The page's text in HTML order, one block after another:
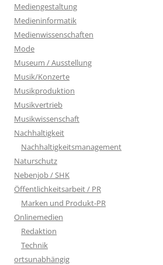
Mediengestaltung
Medieninformatik
Medienwissenschaften
Mode
Museum / Ausstellung
Musik/Konzerte
Musikproduktion
Musikvertrieb
Musikwissenschaft
Nachhaltigkeit
Nachhaltigkeitsmanagement
Naturschutz
Nebenjob / SHK
Öffentlichkeitsarbeit / PR
Marken und Produkt-PR
Onlinemedien
Redaktion
Technik
ortsunabhängig